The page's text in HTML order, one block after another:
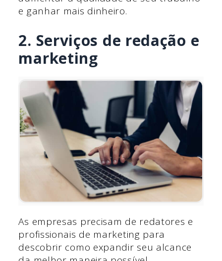
e ganhar mais dinheiro.
2. Serviços de redação e
marketing
As empresas precisam de redatores e
profissionais de marketing para
descobrir como expandir seu alcance